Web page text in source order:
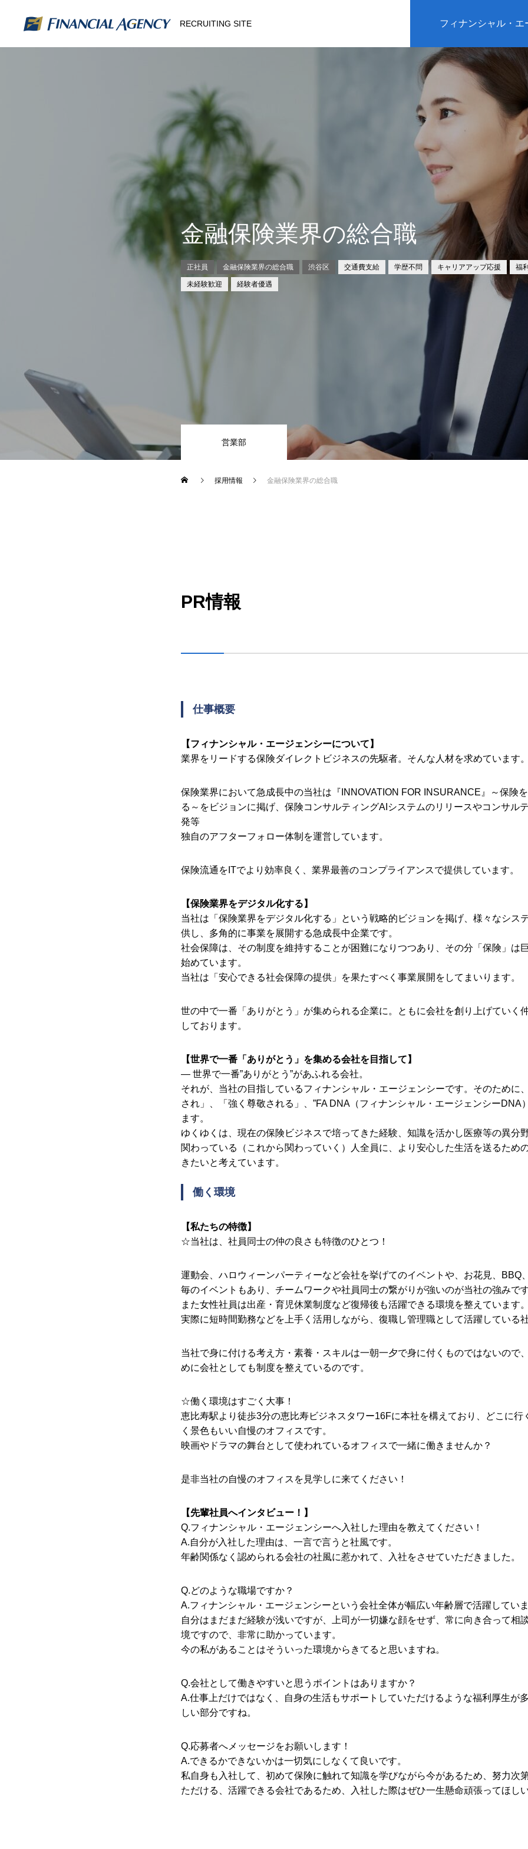
RECRUITING SITE フィナンシャル・エ
会社概要 求人情報 お問い合わせ
プライバシーポリシー
金融保険業界の総合職
正社員 金融保険業界の総合職 渋谷区 交通費支給 学歴不問 キャリアアップ応援 福
未経験歓迎 経験者優遇
営業部
採用情報 金融保険業界の総合職
PR情報
仕事概要
【フィナンシャル・エージェンシーについて】
業界をリードする保険ダイレクトビジネスの先駆者。そんな人材を求めています。
保険業界において急成長中の当社は『INNOVATION FOR INSURANCE』～保険
る～をビジョンに掲げ、保険コンサルティングAIシステムのリリースやコンサル
発等
独自のアフターフォロー体制を運営しています。
保険流通をITでより効率良く、業界最善のコンプライアンスで提供しています。
【保険業界をデジタル化する】
当社は「保険業界をデジタル化する」という戦略的ビジョンを掲げ、様々なシス
供し、多角的に事業を展開する急成長中企業です。
社会保障は、その制度を維持することが困難になりつつあり、その分「保険」は
始めています。
当社は「安心できる社会保障の提供」を果たすべく事業展開をしてまいります。
世の中で一番「ありがとう」が集められる企業に。ともに会社を創り上げていく
しております。
【世界で一番「ありがとう」を集める会社を目指して】
― 世界で一番”ありがとう”があふれる会社。
それが、当社の目指しているフィナンシャル・エージェンシーです。そのために
され」、「強く尊敬される」、”FA DNA（フィナンシャル・エージェンシーDNA
ます。
ゆくゆくは、現在の保険ビジネスで培ってきた経験、知識を活かし医療等の異分
関わっている（これから関わっていく）人全員に、より安心した生活を送るため
きたいと考えています。
働く環境
【私たちの特徴】
☆当社は、社員同士の仲の良さも特徴のひとつ！
運動会、ハロウィーンパーティーなど会社を挙げてのイベントや、お花見、BBQ
毎のイベントもあり、チームワークや社員同士の繋がりが強いのが当社の強みです
また女性社員は出産・育児休業制度など復帰後も活躍できる環境を整えています。
実際に短時間勤務などを上手く活用しながら、復職し管理職として活躍している社
当社で身に付ける考え方・素養・スキルは一朝一夕で身に付くものではないので
めに会社としても制度を整えているのです。
☆働く環境はすごく大事！
恵比寿駅より徒歩3分の恵比寿ビジネスタワー16Fに本社を構えており、どこに行
く景色もいい自慢のオフィスです。
映画やドラマの舞台として使われているオフィスで一緒に働きませんか？
是非当社の自慢のオフィスを見学しに来てください！
【先輩社員へインタビュー！】
Q.フィナンシャル・エージェンシーへ入社した理由を教えてください！
A.自分が入社した理由は、一言で言うと社風です。
年齢関係なく認められる会社の社風に惹かれて、入社をさせていただきました。
Q.どのような職場ですか？
A.フィナンシャル・エージェンシーという会社全体が幅広い年齢層で活躍していま
自分はまだまだ経験が浅いですが、上司が一切嫌な顔をせず、常に向き合って相
境ですので、非常に助かっています。
今の私があることはそういった環境からきてると思いますね。
Q.会社として働きやすいと思うポイントはありますか？
A.仕事上だけではなく、自身の生活もサポートしていただけるような福利厚生が
しい部分ですね。
Q.応募者へメッセージをお願いします！
A.できるかできないかは一切気にしなくて良いです。
私自身も入社して、初めて保険に触れて知識を学びながら今があるため、努力次
ただける、活躍できる会社であるため、入社した際はぜひ一生懸命頑張ってほし